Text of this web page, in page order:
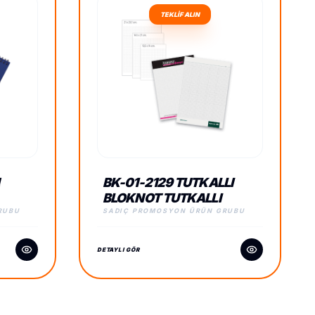
TEKLİF ALIN
BK-01-2129 TUTKALLI
BLOKNOT TUTKALLI
BLOKNOT
SADIÇ PROMOSYON ÜRÜN GRUBU
DETAYLI GÖR